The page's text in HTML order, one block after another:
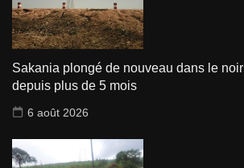
Sakania plongé de nouveau dans le noir
depuis plus de 5 mois
6 août 2026